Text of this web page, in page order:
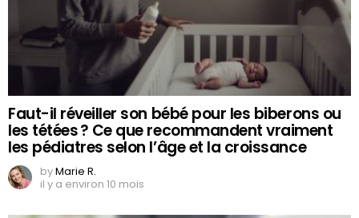
Faut-il réveiller son bébé pour les biberons ou
les tétées ? Ce que recommandent vraiment
les pédiatres selon l’âge et la croissance
byMarie R.
il y a environ 10 mois